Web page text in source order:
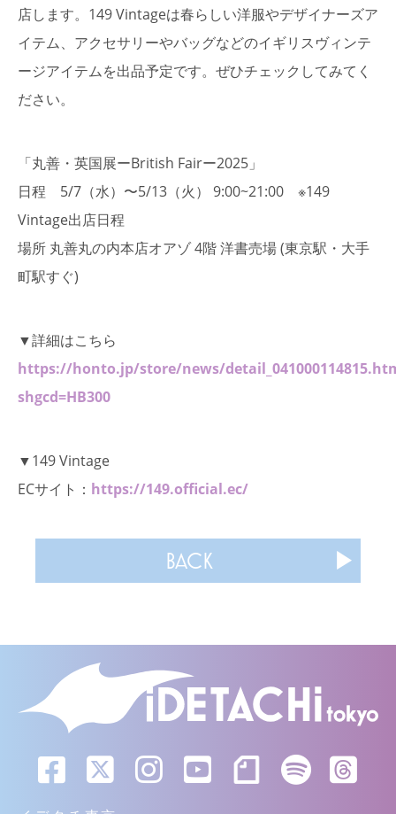
店します。149 Vintageは春らしい洋服やデザイナーズア
イテム、アクセサリーやバッグなどのイギリスヴィンテ
ージアイテムを出品予定です。ぜひチェックしてみてく
ださい。
「丸善・英国展ーBritish Fairー2025」
日程 5/7（水）〜5/13（火） 9:00~21:00 ※149
Vintage出店日程
場所 丸善丸の内本店オアゾ 4階 洋書売場 (東京駅・大手
町駅すぐ)
▼詳細はこちら
https://honto.jp/store/news/
shgcd=HB300
▼149 Vintage
ECサイト： https://149.official.ec/
BACK